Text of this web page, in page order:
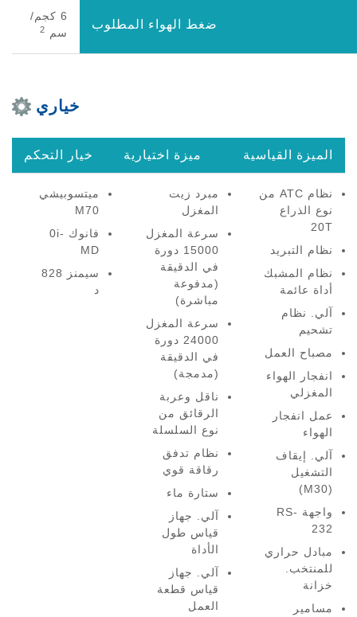
ضغط الهواء المطلوب
6 كجم/
سم
2
خياري
الميزة القياسية ميزة اختيارية خيار التحكم
نظام ATC من
نوع الذراع
20T
نظام التبريد
نظام المشبك
أداة عائمة
آلي. نظام
تشحيم
مصباح العمل
انفجار الهواء
المغزلي
عمل انفجار
الهواء
آلي. إيقاف
التشغيل
(M30)
واجهة RS-
232
مبادل حراري
للمنتخب.
خزانة
مسامير
مبرد زيت
المغزل
سرعة المغزل
15000 دورة
في الدقيقة
(مدفوعة
مباشرة)
سرعة المغزل
24000 دورة
في الدقيقة
(مدمجة)
ناقل وعربة
الرقائق من
نوع السلسلة
نظام تدفق
رقاقة قوي
ستارة ماء
آلي. جهاز
قياس طول
الأداة
آلي. جهاز
قياس قطعة
العمل
ميتسوبيشي
M70
فانوك 0i-
MD
سيمنز 828
د